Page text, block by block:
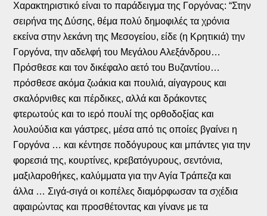
Χαρακτηριστικό είναι το παράδειγμα της Γοργόνας: “Στην
σειρήνα της Δύσης, θέμα πολύ δημοφιλές τα χρόνια
εκείνα στην λεκάνη της Μεσογείου, είδε (η Κρητικιά) την
Γοργόνα, την αδελφή του Μεγάλου Αλεξάνδρου…
Πρόσθεσε και τον δικέφαλο αετό του Βυζαντίου…
πρόσθεσε ακόμα ζωάκια και πουλιά, αίγαγρους και
σκαλόρνιθες και πέρδικες, αλλά και δράκοντες
φτερωτούς και το ιερό πουλί της ορθοδοξίας και
λουλούδια και γάστρες, μέσα από τις οποίες βγαίνει η
Γοργόνα … και κέντησε ποδόγυρους και μπάντες για την
φορεσιά της, κουρτίνες, κρεβατόγυρους, σεντόνια,
μαξιλαροθήκες, καλύμματα για την Αγία Τράπεζα και
άλλα … Σιγά-σιγά οι κοπέλες διαμόρφωσαν τα σχέδια
αφαιρώντας και προσθέτοντας και γίνανε με τα